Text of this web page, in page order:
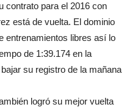
contrato para el 2016 con
está de vuelta. El dominio
entrenamientos libres así lo
de 1:39.174 en la
su registro de la mañana
logró su mejor vuelta